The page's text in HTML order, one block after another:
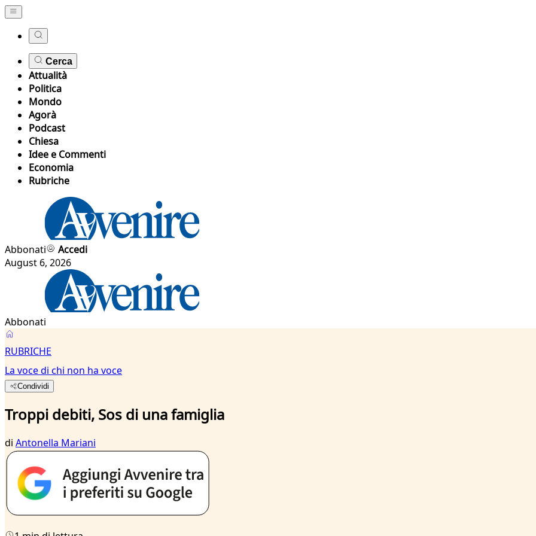
Cerca
Attualità
Politica
Mondo
Agorà
Podcast
Chiesa
Idee e Commenti
Economia
Rubriche
Abbonati
Accedi
August 6, 2026
Abbonati
RUBRICHE
La voce di chi non ha voce
Condividi
Troppi debiti, Sos di una famiglia
di Antonella Mariani